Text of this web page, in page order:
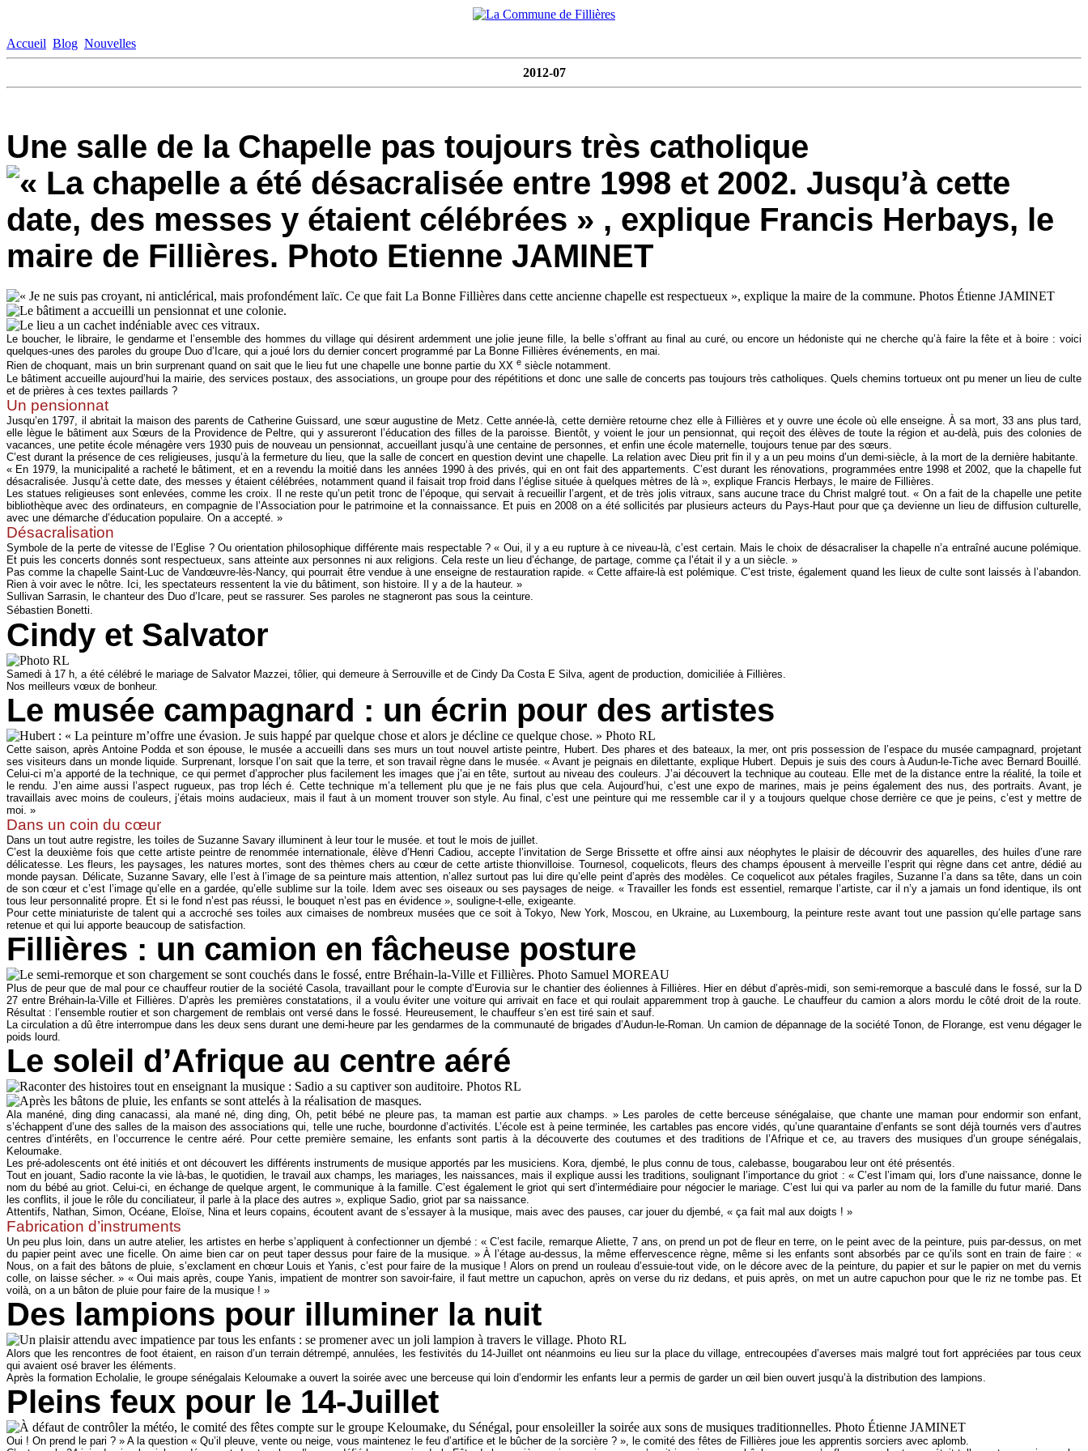
Accueil Blog Nouvelles
2012-07
Une salle de la Chapelle pas toujours très catholique
Le boucher, le libraire, le gendarme et l’ensemble des hommes du village qui désirent ardemment une jolie jeune fille, la belle s’offrant au final au curé, ou encore un hédoniste qui ne cherche qu’à faire la fête et à boire : voici
quelques-unes des paroles du groupe Duo d’Icare, qui a joué lors du dernier concert programmé par La Bonne Fillières événements, en mai.
Rien de choquant, mais un brin surprenant quand on sait que le lieu fut une chapelle une bonne partie du XX e siècle notamment.
Le bâtiment accueille aujourd’hui la mairie, des services postaux, des associations, un groupe pour des répétitions et donc une salle de concerts pas toujours très catholiques. Quels chemins tortueux ont pu mener un lieu de culte
et de prières à ces textes paillards ?
Un pensionnat
Jusqu’en 1797, il abritait la maison des parents de Catherine Guissard, une sœur augustine de Metz. Cette année-là, cette dernière retourne chez elle à Fillières et y ouvre une école où elle enseigne. À sa mort, 33 ans plus tard,
elle lègue le bâtiment aux Sœurs de la Providence de Peltre, qui y assureront l’éducation des filles de la paroisse. Bientôt, y voient le jour un pensionnat, qui reçoit des élèves de toute la région et au-delà, puis des colonies de
vacances, une petite école ménagère vers 1930 puis de nouveau un pensionnat, accueillant jusqu’à une centaine de personnes, et enfin une école maternelle, toujours tenue par des sœurs.
C’est durant la présence de ces religieuses, jusqu’à la fermeture du lieu, que la salle de concert en question devint une chapelle. La relation avec Dieu prit fin il y a un peu moins d’un demi-siècle, à la mort de la dernière habitante.
« En 1979, la municipalité a racheté le bâtiment, et en a revendu la moitié dans les années 1990 à des privés, qui en ont fait des appartements. C’est durant les rénovations, programmées entre 1998 et 2002, que la chapelle fut
désacralisée. Jusqu’à cette date, des messes y étaient célébrées, notamment quand il faisait trop froid dans l’église située à quelques mètres de là », explique Francis Herbays, le maire de Fillières.
Les statues religieuses sont enlevées, comme les croix. Il ne reste qu’un petit tronc de l’époque, qui servait à recueillir l’argent, et de très jolis vitraux, sans aucune trace du Christ malgré tout. « On a fait de la chapelle une petite
bibliothèque avec des ordinateurs, en compagnie de l’Association pour le patrimoine et la connaissance. Et puis en 2008 on a été sollicités par plusieurs acteurs du Pays-Haut pour que ça devienne un lieu de diffusion culturelle,
avec une démarche d’éducation populaire. On a accepté. »
Désacralisation
Symbole de la perte de vitesse de l’Eglise ? Ou orientation philosophique différente mais respectable ? « Oui, il y a eu rupture à ce niveau-là, c’est certain. Mais le choix de désacraliser la chapelle n’a entraîné aucune polémique.
Et puis les concerts donnés sont respectueux, sans atteinte aux personnes ni aux religions. Cela reste un lieu d’échange, de partage, comme ça l’était il y a un siècle. »
Pas comme la chapelle Saint-Luc de Vandœuvre-lès-Nancy, qui pourrait être vendue à une enseigne de restauration rapide. « Cette affaire-là est polémique. C’est triste, également quand les lieux de culte sont laissés à l’abandon.
Rien à voir avec le nôtre. Ici, les spectateurs ressentent la vie du bâtiment, son histoire. Il y a de la hauteur. »
Sullivan Sarrasin, le chanteur des Duo d’Icare, peut se rassurer. Ses paroles ne stagneront pas sous la ceinture.
Sébastien Bonetti.
Cindy et Salvator
Samedi à 17 h, a été célébré le mariage de Salvator Mazzei, tôlier, qui demeure à Serrouville et de Cindy Da Costa E Silva, agent de production, domiciliée à Fillières.
Nos meilleurs vœux de bonheur.
Le musée campagnard : un écrin pour des artistes
Cette saison, après Antoine Podda et son épouse, le musée a accueilli dans ses murs un tout nouvel artiste peintre, Hubert. Des phares et des bateaux, la mer, ont pris possession de l’espace du musée campagnard, projetant
ses visiteurs dans un monde liquide. Surprenant, lorsque l’on sait que la terre, et son travail règne dans le musée. « Avant je peignais en dilettante, explique Hubert. Depuis je suis des cours à Audun-le-Tiche avec Bernard Bouillé.
Celui-ci m’a apporté de la technique, ce qui permet d’approcher plus facilement les images que j’ai en tête, surtout au niveau des couleurs. J’ai découvert la technique au couteau. Elle met de la distance entre la réalité, la toile et
le rendu. J’en aime aussi l’aspect rugueux, pas trop léch é. Cette technique m’a tellement plu que je ne fais plus que cela. Aujourd’hui, c’est une expo de marines, mais je peins également des nus, des portraits. Avant, je
travaillais avec moins de couleurs, j’étais moins audacieux, mais il faut à un moment trouver son style. Au final, c’est une peinture qui me ressemble car il y a toujours quelque chose derrière ce que je peins, c’est y mettre de
moi. »
Dans un coin du cœur
Dans un tout autre registre, les toiles de Suzanne Savary illuminent à leur tour le musée. et tout le mois de juillet.
C’est la deuxième fois que cette artiste peintre de renommée internationale, élève d’Henri Cadiou, accepte l’invitation de Serge Brissette et offre ainsi aux néophytes le plaisir de découvrir des aquarelles, des huiles d’une rare
délicatesse. Les fleurs, les paysages, les natures mortes, sont des thèmes chers au cœur de cette artiste thionvilloise. Tournesol, coquelicots, fleurs des champs épousent à merveille l’esprit qui règne dans cet antre, dédié au
monde paysan. Délicate, Suzanne Savary, elle l’est à l’image de sa peinture mais attention, n’allez surtout pas lui dire qu’elle peint d’après des modèles. Ce coquelicot aux pétales fragiles, Suzanne l’a dans sa tête, dans un coin
de son cœur et c’est l’image qu’elle en a gardée, qu’elle sublime sur la toile. Idem avec ses oiseaux ou ses paysages de neige. « Travailler les fonds est essentiel, remarque l’artiste, car il n’y a jamais un fond identique, ils ont
tous leur personnalité propre. Et si le fond n’est pas réussi, le bouquet n’est pas en évidence », souligne-t-elle, exigeante.
Pour cette miniaturiste de talent qui a accroché ses toiles aux cimaises de nombreux musées que ce soit à Tokyo, New York, Moscou, en Ukraine, au Luxembourg, la peinture reste avant tout une passion qu’elle partage sans
retenue et qui lui apporte beaucoup de satisfaction.
Fillières : un camion en fâcheuse posture
Plus de peur que de mal pour ce chauffeur routier de la société Casola, travaillant pour le compte d’Eurovia sur le chantier des éoliennes à Fillières. Hier en début d’après-midi, son semi-remorque a basculé dans le fossé, sur la D
27 entre Bréhain-la-Ville et Fillières. D’après les premières constatations, il a voulu éviter une voiture qui arrivait en face et qui roulait apparemment trop à gauche. Le chauffeur du camion a alors mordu le côté droit de la route.
Résultat : l’ensemble routier et son chargement de remblais ont versé dans le fossé. Heureusement, le chauffeur s’en est tiré sain et sauf.
La circulation a dû être interrompue dans les deux sens durant une demi-heure par les gendarmes de la communauté de brigades d’Audun-le-Roman. Un camion de dépannage de la société Tonon, de Florange, est venu dégager le
poids lourd.
Le soleil d’Afrique au centre aéré
Ala manéné, ding ding canacassi, ala mané né, ding ding, Oh, petit bébé ne pleure pas, ta maman est partie aux champs. » Les paroles de cette berceuse sénégalaise, que chante une maman pour endormir son enfant,
s’échappent d’une des salles de la maison des associations qui, telle une ruche, bourdonne d’activités. L’école est à peine terminée, les cartables pas encore vidés, qu’une quarantaine d’enfants se sont déjà tournés vers d’autres
centres d’intérêts, en l’occurrence le centre aéré. Pour cette première semaine, les enfants sont partis à la découverte des coutumes et des traditions de l’Afrique et ce, au travers des musiques d’un groupe sénégalais,
Keloumake.
Les pré-adolescents ont été initiés et ont découvert les différents instruments de musique apportés par les musiciens. Kora, djembé, le plus connu de tous, calebasse, bougarabou leur ont été présentés.
Tout en jouant, Sadio raconte la vie là-bas, le quotidien, le travail aux champs, les mariages, les naissances, mais il explique aussi les traditions, soulignant l’importance du griot : « C’est l’imam qui, lors d’une naissance, donne le
nom du bébé au griot. Celui-ci, en échange de quelque argent, le communique à la famille. C’est également le griot qui sert d’intermédiaire pour négocier le mariage. C’est lui qui va parler au nom de la famille du futur marié. Dans
les conflits, il joue le rôle du conciliateur, il parle à la place des autres », explique Sadio, griot par sa naissance.
Attentifs, Nathan, Simon, Océane, Eloïse, Nina et leurs copains, écoutent avant de s’essayer à la musique, mais avec des pauses, car jouer du djembé, « ça fait mal aux doigts ! »
Fabrication d’instruments
Un peu plus loin, dans un autre atelier, les artistes en herbe s’appliquent à confectionner un djembé : « C’est facile, remarque Aliette, 7 ans, on prend un pot de fleur en terre, on le peint avec de la peinture, puis par-dessus, on met
du papier peint avec une ficelle. On aime bien car on peut taper dessus pour faire de la musique. » À l’étage au-dessus, la même effervescence règne, même si les enfants sont absorbés par ce qu’ils sont en train de faire : «
Nous, on a fait des bâtons de pluie, s’exclament en chœur Louis et Yanis, c’est pour faire de la musique ! Alors on prend un rouleau d’essuie-tout vide, on le décore avec de la peinture, du papier et sur le papier on met du vernis
colle, on laisse sécher. » « Oui mais après, coupe Yanis, impatient de montrer son savoir-faire, il faut mettre un capuchon, après on verse du riz dedans, et puis après, on met un autre capuchon pour que le riz ne tombe pas. Et
voilà, on a un bâton de pluie pour faire de la musique ! »
Des lampions pour illuminer la nuit
Alors que les rencontres de foot étaient, en raison d’un terrain détrempé, annulées, les festivités du 14-Juillet ont néanmoins eu lieu sur la place du village, entrecoupées d’averses mais malgré tout fort appréciées par tous ceux
qui avaient osé braver les éléments.
Après la formation Echolalie, le groupe sénégalais Keloumake a ouvert la soirée avec une berceuse qui loin d’endormir les enfants leur a permis de garder un œil bien ouvert jusqu’à la distribution des lampions.
Pleins feux pour le 14-Juillet
Oui ! On prend le pari ? » A la question « Qu’il pleuve, vente ou neige, vous maintenez le feu d’artifice et le bûcher de la sorcière ? », le comité des fêtes de Fillières joue les apprentis sorciers avec aplomb.